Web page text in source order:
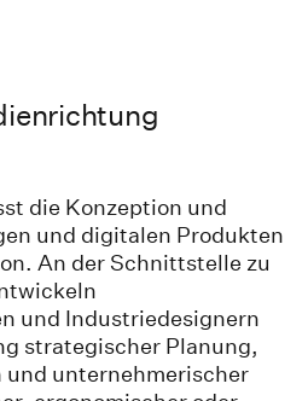
die Konzeption und
und digitalen Produkten
An der Schnittstelle zu
und Industriedesignern
strategischer Planung,
unternehmerischer